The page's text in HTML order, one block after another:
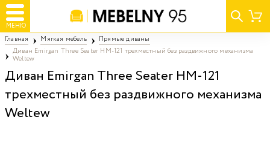
МЕНЮ
Главная Мягкая мебель
Прямые диваны
Диван Emirgan Three Seater HM-121 трехместный без раздвижного механизма
Weltew
Диван Emirgan Three Seater HM-121
трехместный без раздвижного механизма
Weltew